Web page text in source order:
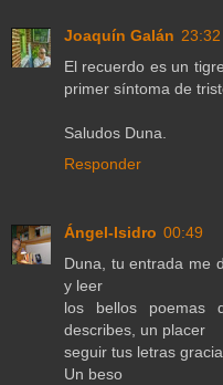
Joaquín Galán 23:32
El recuerdo es un
primer síntoma de
Saludos Duna.
Responder
Ángel-Isidro 00:49
Duna, tu entrada me
y leer
los bellos poemas
describes, un placer
seguir tus letras
Un beso